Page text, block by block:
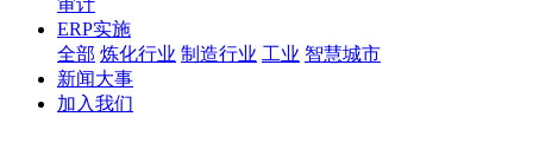
审计
ERP实施
全部 炼化行业 制造行业 工业 智慧城市
新闻大事
加入我们